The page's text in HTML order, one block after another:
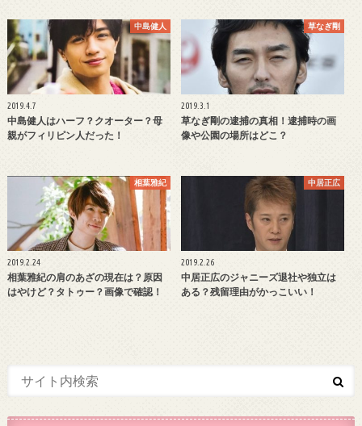
中島健人
2019.4.7
中島健人はハーフ？クオーター？母
親がフィリピン人だった！
草なぎ剛
2019.3.1
草なぎ剛の逮捕の真相！逮捕時の画
像や公園の場所はどこ？
相葉雅紀
2019.2.24
相葉雅紀の肩のあざの現在は？原因
はやけど？タトゥー？画像で確認！
中居正広
2019.2.26
中居正広のジャニーズ退社や独立は
ある？残留理由がかっこいい！